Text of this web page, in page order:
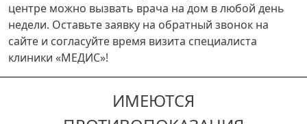
центре можно вызвать врача на дом в любой день
недели. Оставьте заявку на обратный звонок на
сайте и согласуйте время визита специалиста
клиники «МЕДИС»!
ИМЕЮТСЯ